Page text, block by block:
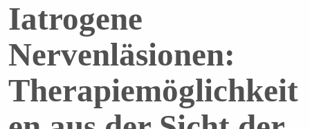
Iatrogene
Nervenläsionen:
Therapiemöglichkeit